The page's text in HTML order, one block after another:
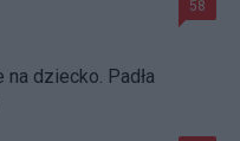
58
dziecko. Padła